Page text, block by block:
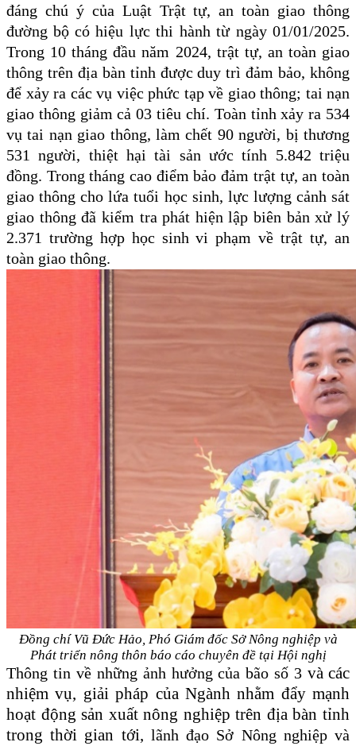
đáng chú ý của Luật Trật tự, an toàn giao thông
đường bộ có hiệu lực thi hành từ ngày 01/01/2025.
Trong 10 tháng đầu năm 2024, trật tự, an toàn giao
thông trên địa bàn tỉnh được duy trì đảm bảo, không
để xảy ra các vụ việc phức tạp về giao thông; tai nạn
giao thông giảm cả 03 tiêu chí. Toàn tỉnh xảy ra 534
vụ tai nạn giao thông, làm chết 90 người, bị thương
531 người, thiệt hại tài sản ước tính 5.842 triệu
đồng. Trong tháng cao điểm bảo đảm trật tự, an toàn
giao thông cho lứa tuổi học sinh, lực lượng cảnh sát
giao thông đã kiểm tra phát hiện lập biên bản xử lý
2.371 trường hợp học sinh vi phạm về trật tự, an
toàn giao thông.
Đồng chí Vũ Đức Hảo, Phó Giám đốc Sở Nông nghiệp và
Phát triển nông thôn báo cáo chuyên đềtại Hội nghị
Thông tinvề những ảnh hưởng của bão số 3và các
nhiệm vụ, giải pháp của Ngành nhằm đẩy mạnh
hoạt động sản xuất nông nghiệp trên địa bàn tỉnh
trong thời gian tới, lãnh đạo Sở Nông nghiệp và